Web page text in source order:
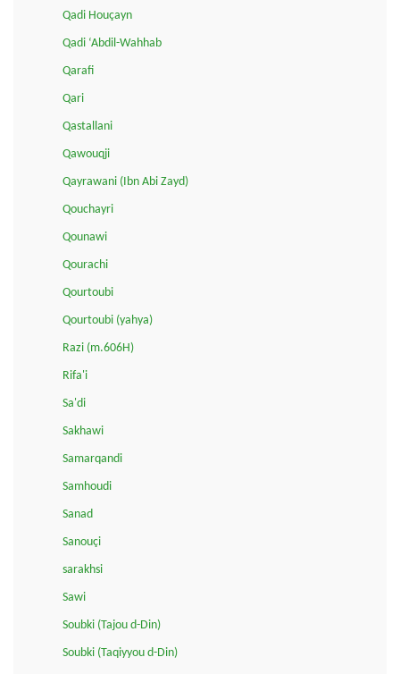
Qadi Houçayn
Qadi ‘Abdil-Wahhab
Qarafi
Qari
Qastallani
Qawouqji
Qayrawani (Ibn Abi Zayd)
Qouchayri
Qounawi
Qourachi
Qourtoubi
Qourtoubi (yahya)
Razi (m.606H)
Rifa'i
Sa'di
Sakhawi
Samarqandi
Samhoudi
Sanad
Sanouçi
sarakhsi
Sawi
Soubki (Tajou d-Din)
Soubki (Taqiyyou d-Din)